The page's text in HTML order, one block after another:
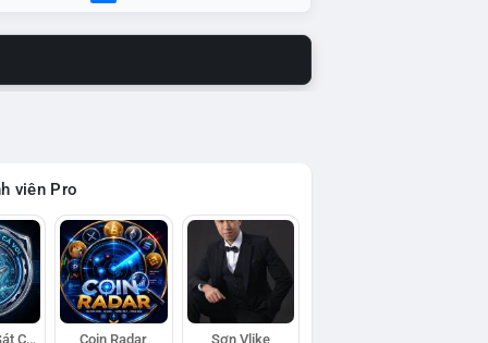
viên Pro
Đội Trinh Sát Cá Voi Coin Radar Sơn Vlike